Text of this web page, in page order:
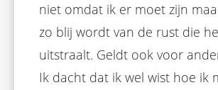
niet omdat ik er moet zijn
zo blij wordt van de rust die
uitstraalt. Geldt ook voor
Ik dacht dat ik wel wist hoe ik